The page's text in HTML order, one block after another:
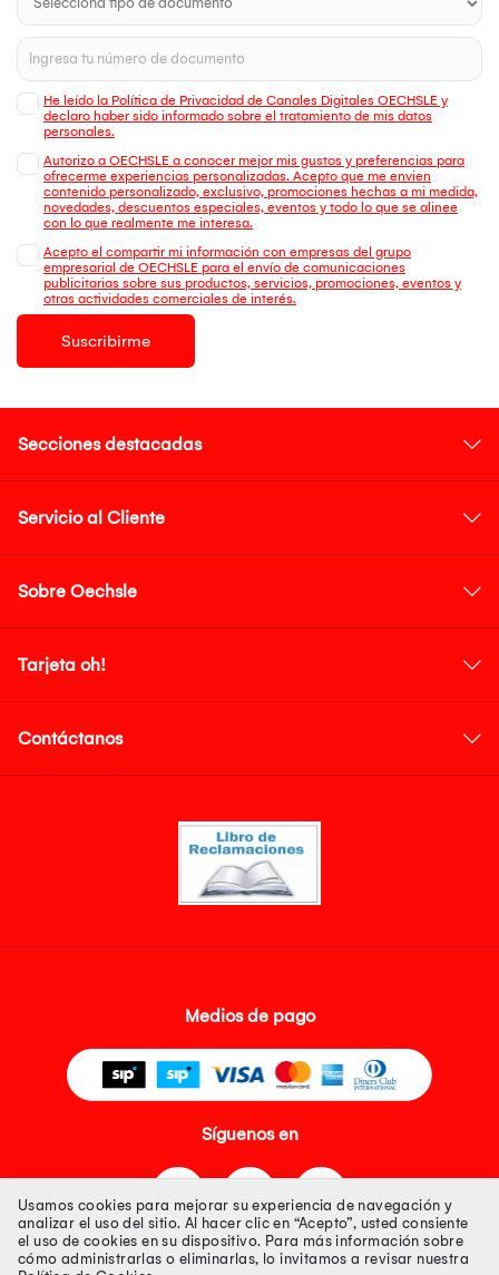
He leído la Política de Privacidad de Canales Digitales OECHSLE y
declaro haber sido informado sobre el tratamiento de mis datos
personales.
Autorizo a OECHSLE a conocer mejor mis gustos y preferencias para
ofrecerme experiencias personalizadas. Acepto que me envien
contenido personalizado, exclusivo, promociones hechas a mi medida,
novedades, descuentos especiales, eventos y todo lo que se alinee
con lo que realmente me interesa.
Acepto el compartir mi información con empresas del grupo
empresarial de OECHSLE para el envío de comunicaciones
publicitarias sobre sus productos, servicios, promociones, eventos y
otras actividades comerciales de interés.
Suscribirme
Secciones destacadas
Servicio al Cliente
Sobre Oechsle
Tarjeta oh!
Contáctanos
Medios de pago
Síguenos en
Usamos cookies para mejorar su experiencia de navegación y
analizar el uso del sitio. Al hacer clic en “Acepto”, usted consiente
el uso de cookies en su dispositivo. Para más información sobre
cómo administrarlas o eliminarlas, lo invitamos a revisar nuestra